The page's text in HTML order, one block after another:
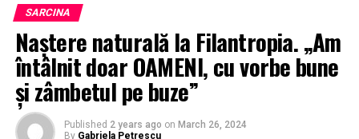
SARCINA
Naștere naturală la Filantropia. „Am
întâlnit doar OAMENI, cu vorbe bune
și zâmbetul pe buze”
Published 2 years ago on March 26, 2024
By Gabriela Petrescu